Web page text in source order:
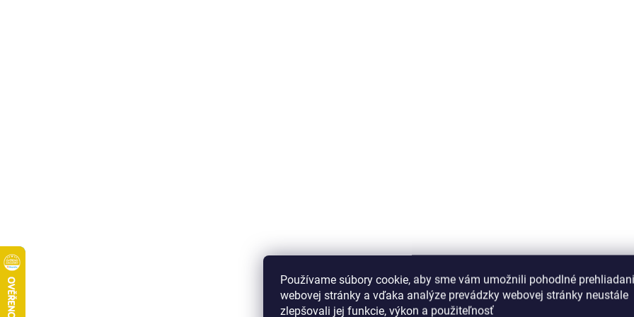
Používame súbory cookie, aby sme vám umožnili pohodlné
webovej stránky a vďaka analýze prevádzky webovej stránky neustále
zlepšovali jej funkcie, výkon a použiteľnosť